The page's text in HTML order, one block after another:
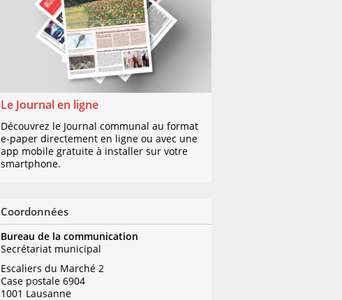
Le Journal en ligne
Découvrez le Journal communal au format
e-paper directement en ligne ou avec une
app mobile gratuite à installer sur votre
smartphone.
Coordonnées
Bureau de la communication
Secrétariat municipal
Escaliers du Marché 2
Case postale 6904
1001 Lausanne